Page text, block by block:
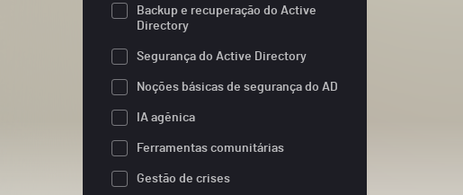
Backup e recuperação do Active
Directory
Segurança do Active Directory
Noções básicas de segurança do AD
IA agênica
Ferramentas comunitárias
Gestão de crises